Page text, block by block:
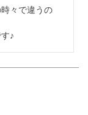
々で違うの
♪